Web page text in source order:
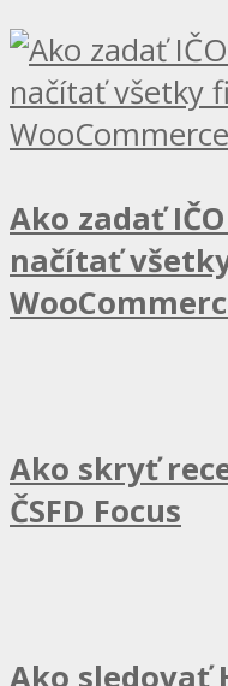
Ako zadať
načítať
Ako skryť
ČSFD Focus
Ako sledovať